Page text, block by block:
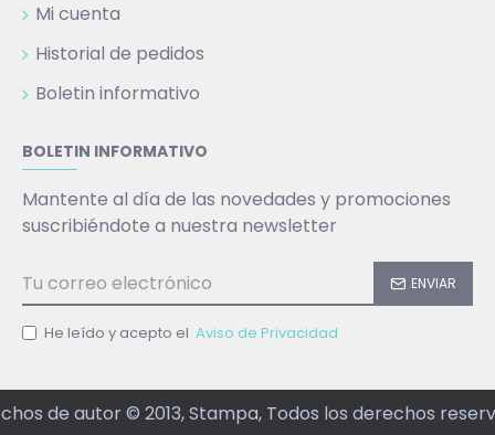
Mi cuenta
Historial de pedidos
Boletin informativo
BOLETIN INFORMATIVO
Mantente al día de las novedades y promociones
suscribiéndote a nuestra newsletter
ENVIAR
He leído y acepto el Aviso de Privacidad
de autor © 2013, Stampa, Todos los derechos